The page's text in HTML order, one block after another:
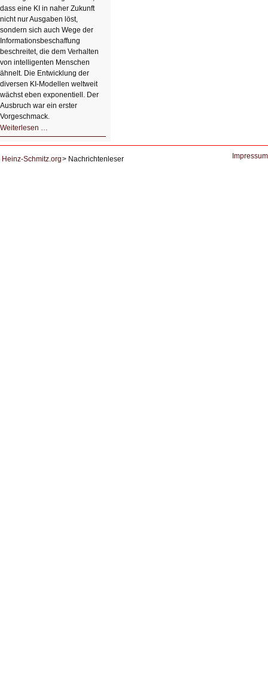
dass eine KI in naher Zukunft
nicht nur Ausgaben löst,
sondern sich auch Wege der
Informationsbeschaffung
beschreitet, die dem Verhalten
von intelligenten Menschen
ähnelt. Die Entwicklung der
diversen KI-Modellen weltweit
wächst eben exponentiell. Der
Ausbruch war ein erster
Vorgeschmack.
Weiterlesen …
Der
KI
Heinz-Schmitz.org Nachrichtenleser Impressum